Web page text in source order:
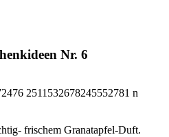
Nr. 6
frischem Granatapfel-Duft.